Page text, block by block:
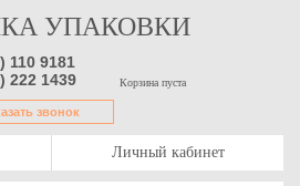
УПАКОВКИ
110 9181
222 1439
звонок
Корзина пуста
Личный кабинет